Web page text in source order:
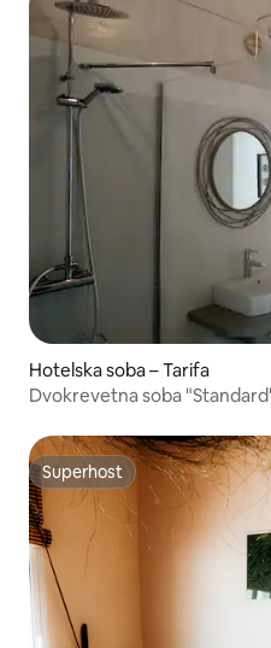
Hotelska soba – Tarifa
Dvokrevetna soba
Superhost
Superhost